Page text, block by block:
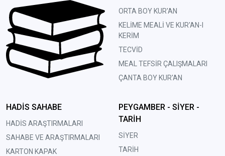
ORTA BOY KUR'AN
KELİME MEALİ VE KUR'AN-I
KERİM
TECVİD
MEAL TEFSİR ÇALIŞMALARI
ÇANTA BOY KUR'AN
HADİS SAHABE
HADİS ARAŞTIRMALARI
SAHABE VE ARAŞTIRMALARI
KARTON KAPAK
PEYGAMBER - SİYER -
TARİH
SİYER
TARİH